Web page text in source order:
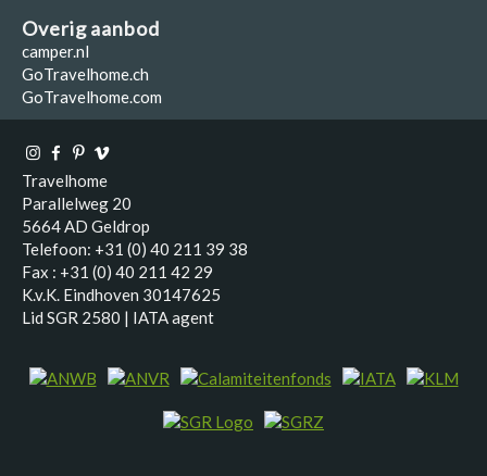
Overig aanbod
camper.nl
GoTravelhome.ch
GoTravelhome.com
Travelhome
Parallelweg 20
5664 AD Geldrop
Telefoon: +31 (0) 40 211 39 38
Fax : +31 (0) 40 211 42 29
K.v.K. Eindhoven 30147625
Lid SGR 2580 | IATA agent